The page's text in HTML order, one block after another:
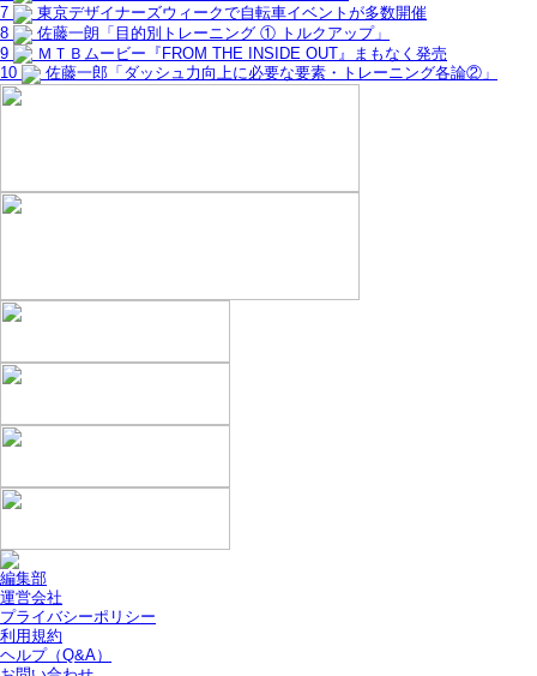
7
東京デザイナーズウィークで自転車イベントが多数開催
8
佐藤一朗「目的別トレーニング ① トルクアップ」
9
ＭＴＢムービー『FROM THE INSIDE OUT』まもなく発売
10
佐藤一郎「ダッシュ力向上に必要な要素・トレーニング各論②」
編集部
運営会社
プライバシーポリシー
利用規約
ヘルプ（Q&A）